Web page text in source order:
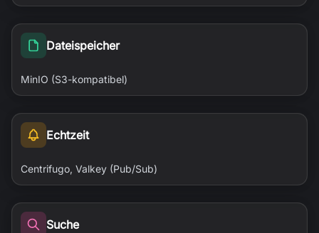
Dateispeicher
MinIO (S3-kompatibel)
Echtzeit
Centrifugo, Valkey (Pub/Sub)
Suche